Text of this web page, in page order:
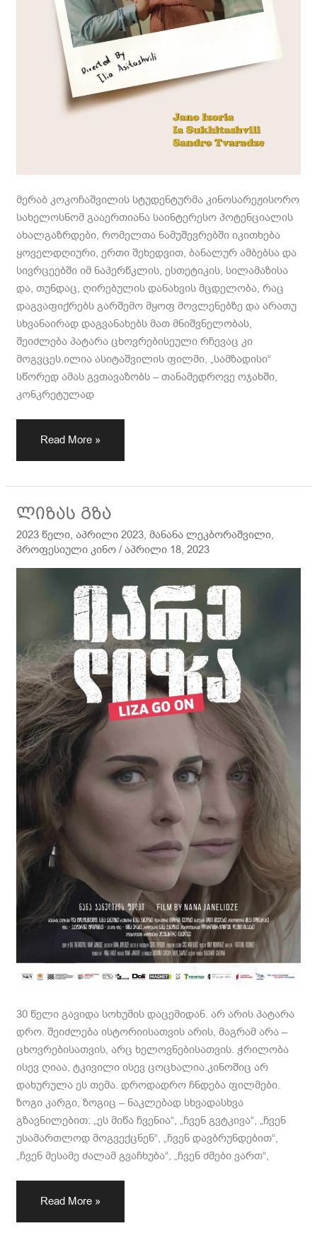
მერაბ კოკოჩაშვილის სტუდენტურმა კინოსარეჟისორო
სახელოსნომ გააერთიანა საინტერესო პოტენციალის
ახალგაზრდები, რომელთა ნამუშევრებში იკითხება
ყოველდღიური, ერთი შეხედვით, ბანალურ ამბებსა და
სივრცეებში იმ ნაპერწკლის, ესთეტიკის, სილამაზისა
და, თუნდაც, ღირებულის დანახვის მცდელობა, რაც
დაგვაფიქრებს გარშემო მყოფ მოვლენებზე და არათუ
სხვანაირად დაგვანახებს მათ მნიშვნელობას,
შეიძლება პატარა ცხოვრებისეული რჩევაც კი
მოგვცეს.ილია ასიტაშვილის ფილმი, „სამზადისი“
სწორედ ამას გვთავაზობს – თანამედროვე ოჯახში,
კონკრეტულად
Read More »
ლიზას გზა
2023 წელი,აპრილი 2023,მანანა ლეკბორაშვილი,
პროფესიული კინო /აპრილი 18, 2023
30 წელი გავიდა სოხუმის დაცემიდან. არ არის პატარა
დრო. შეიძლება ისტორიისათვის არის, მაგრამ არა –
ცხოვრებისათვის, არც ხელოვნებისათვის. ჭრილობა
ისევ ღიაა, ტკივილი ისევ ცოცხალია.კინოშიც არ
დახურულა ეს თემა. დროდადრო ჩნდება ფილმები.
ზოგი კარგი, ზოგიც – ნაკლებად სხვადასხვა
გზავნილებით: „ეს მიწა ჩვენია“, „ჩვენ გვტკივა“, „ჩვენ
უსამართლოდ მოგვექცნენ“, „ჩვენ დავბრუნდებით“,
„ჩვენ მესამე ძალამ გვაჩხუბა“, „ჩვენ ძმები ვართ“,
ლიზას
გზა
Read More »